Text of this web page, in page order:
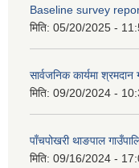
Baseline survey
मिति: 05/20/2025 -
सार्वजनिक कार्यमा
मिति: 09/20/2024 -
पाँचपोखरी थाङपाल
मिति: 09/16/2024 -